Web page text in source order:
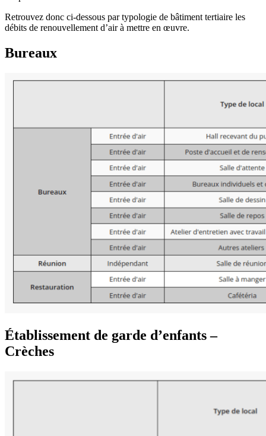
Retrouvez donc ci-dessous par typologie de bâtiment tertiaire les
débits de renouvellement d’air à mettre en œuvre.
Bureaux
Établissement de garde d’enfants –
Crèches